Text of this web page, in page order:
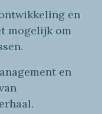
en
mogelijk om
en
l.